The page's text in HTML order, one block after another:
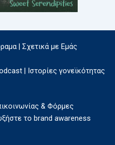
| Σχετικά με Εμάς
| Ιστορίες γονεϊκότητας
& Φόρμες
το brand awareness